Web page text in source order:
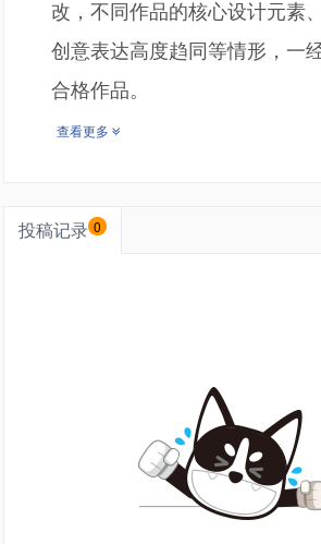
改，不同作品的核心设计元素
创意表达高度趋同等情形，一
合格作品。
查看更多
投稿记录 0